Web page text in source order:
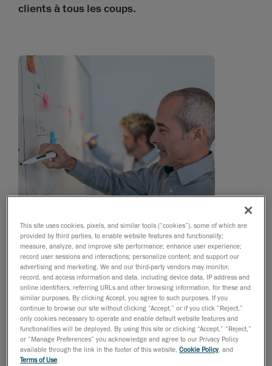
clients à tous les coups.
Certification ISO 9001:2015
Le système de gestion de la qualité (SGQ) de Creaform
est certifié ISO 9001:2015.
This site uses cookies, pixels, and similar tools (“cookies”), some of which are
provided by third parties, to enable website features and functionality;
measure, analyze, and improve site performance; enhance user experience;
record user sessions and interactions; personalize content; and support our
advertising and marketing. We and our third-party vendors may monitor,
record, and access information and data, including device data, IP address and
online identifiers, referring URLs and other browsing information, for these and
similar purposes. By clicking Accept, you agree to such purposes. If you
continue to browse our site without clicking “Accept,” or if you click “Reject,”
only cookies necessary to operate and enable default website features and
functionalities will be deployed. By using this site or clicking “Accept,” “Reject,”
or “Manage Preferences” you acknowledge and agree to our Privacy Policy
available through the link in the footer of this website,Cookie Policy, and
Terms of Use.